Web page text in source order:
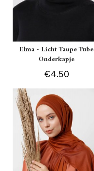
Elma - Licht Taupe Tube
Onderkapje
€4.50